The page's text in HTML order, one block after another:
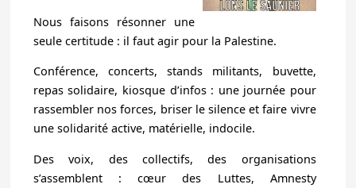
Nous faisons résonner une
seule certitude : il faut agir pour la Palestine.
Conférence, concerts, stands militants, buvette,
repas solidaire, kiosque d’infos : une journée pour
rassembler nos forces, briser le silence et faire vivre
une solidarité active, matérielle, indocile.
Des voix, des collectifs, des organisations
s’assemblent : cœur des Luttes, Amnesty